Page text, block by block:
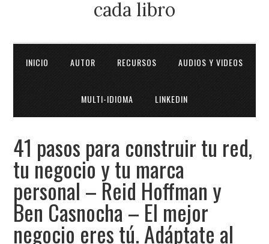
cada libro
INICIO AUTOR RECURSOS AUDIOS Y VIDEOS
MULTI-IDIOMA LINKEDIN
41 pasos para construir tu red,
tu negocio y tu marca
personal – Reid Hoffman y
Ben Casnocha – El mejor
negocio eres tú. Adáptate al